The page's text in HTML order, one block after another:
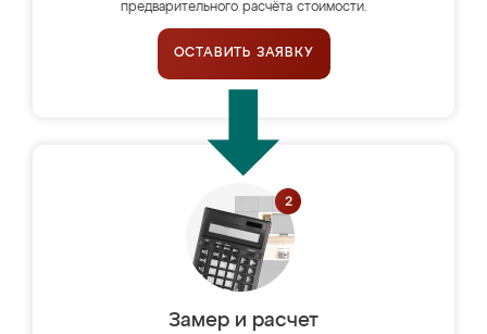
предварительного расчёта стоимости.
ОСТАВИТЬ ЗАЯВКУ
Замер и расчет